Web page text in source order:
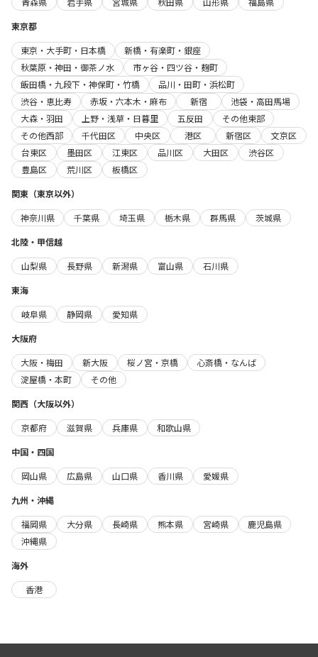
東京都
東京・大手町・日本橋
新橋・有楽町・銀座
秋葉原・神田・御茶ノ水
市ヶ谷・四ツ谷・麹町
飯田橋・九段下・神保町・竹橋
品川・田町・浜松町
渋谷・恵比寿
赤坂・六本木・麻布 新宿
池袋・高田馬場
大森・羽田
上野・浅草・日暮里 五反田
その他東部
その他西部
千代田区 中央区 港区 新宿区
文京区
台東区
墨田区 江東区 品川区 大田区
渋谷区
豊島区
荒川区
板橋区
関東（東京以外）
神奈川県
千葉県 埼玉県 栃木県 群馬県
茨城県
北陸・甲信越
山梨県
長野県 新潟県 富山県
石川県
東海
岐阜県
静岡県
愛知県
大阪府
大阪・梅田
新大阪 桜ノ宮・京橋
心斎橋・なんば
淀屋橋・本町
その他
関西（大阪以外）
京都府
滋賀県 兵庫県
和歌山県
中国・四国
岡山県
広島県 山口県 香川県
愛媛県
九州・沖縄
福岡県
大分県 長崎県 熊本県 宮崎県
鹿児島県
沖縄県
海外
香港